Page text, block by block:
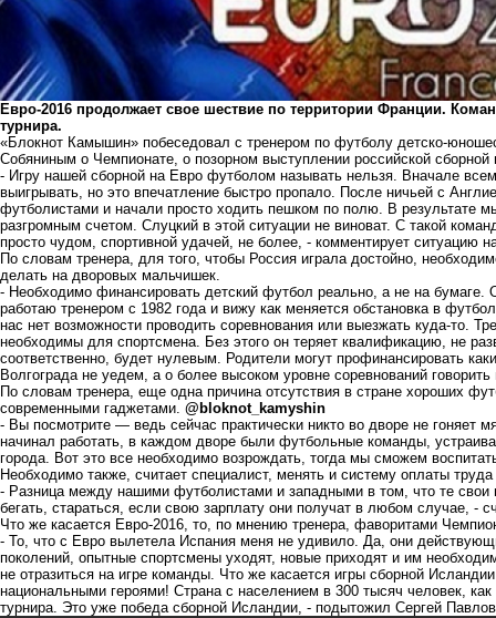
Евро-2016 продолжает свое шествие по территории Франции.
турнира.
«Блокнот Камышин» побеседовал с тренером по футболу детско-
Собяниным о Чемпионате, о позорном выступлении российской сборной
- Игру нашей сборной на Евро футболом называть нельзя. Вначале
выигрывать, но это впечатление быстро пропало. После ничьей с
футболистами и начали просто ходить пешком по полю. В результате
разгромным счетом. Слуцкий в этой ситуации не виноват. С такой
просто чудом, спортивной удачей, не более, - комментирует ситуацию
По словам тренера, для того, чтобы Россия играла достойно,
делать на дворовых мальчишек.
- Необходимо финансировать детский футбол реально, а не на
работаю тренером с 1982 года и вижу как меняется обстановка в
нас нет возможности проводить соревнования или выезжать куда-то.
необходимы для спортсмена. Без этого он теряет квалификацию, не
соответственно, будет нулевым. Родители могут профинансировать
Волгограда не уедем, а о более высоком уровне соревнований
По словам тренера, еще одна причина отсутствия в стране хороших
современными гаджетами. @bloknot_kamyshin
- Вы посмотрите — ведь сейчас практически никто во дворе не гоняет
начинал работать, в каждом дворе были футбольные команды,
города. Вот это все необходимо возрождать, тогда мы сможем
Необходимо также, считает специалист, менять и систему оплаты
- Разница между нашими футболистами и западными в том, что те
бегать, стараться, если свою зарплату они получат в любом случае, -
Что же касается Евро-2016, то, по мнению тренера, фаворитами
- То, что с Евро вылетела Испания меня не удивило. Да, они
поколений, опытные спортсмены уходят, новые приходят и им
не отразиться на игре команды. Что же касается игры сборной
национальными героями! Страна с населением в 300 тысяч человек,
турнира. Это уже победа сборной Исландии, - подытожил Сергей